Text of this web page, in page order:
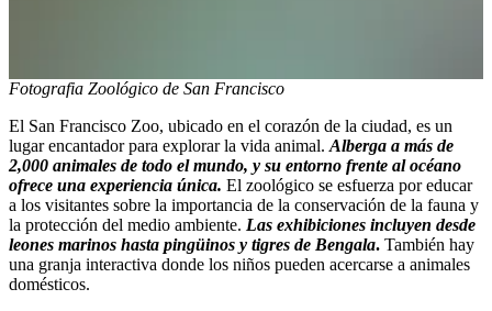
Fotografia Zoológico de San Francisco
El San Francisco Zoo, ubicado en el corazón de la ciudad, es un
lugar encantador para explorar la vida animal.Alberga a más de
2,000 animales de todo el mundo, y su entorno frente al océano
ofrece una experiencia única. El zoológico se esfuerza por educar
a los visitantes sobre la importancia de la conservación de la fauna y
la protección del medio ambiente. Las exhibiciones incluyen desde
leones marinos hasta pingüinos y tigres de Bengala. También hay
una granja interactiva donde los niños pueden acercarse a animales
domésticos.